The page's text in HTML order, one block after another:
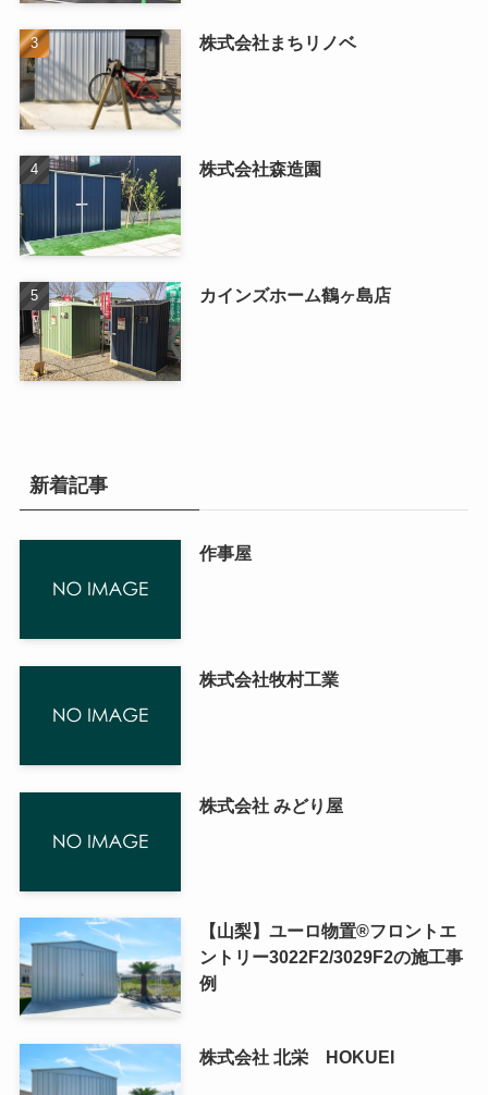
株式会社まちリノベ
株式会社森造園
カインズホーム鶴ヶ島店
新着記事
作事屋
株式会社牧村工業
株式会社 みどり屋
【山梨】ユーロ物置®フロントエ
ントリー3022F2/3029F2の施工事
例
株式会社 北栄 HOKUEI